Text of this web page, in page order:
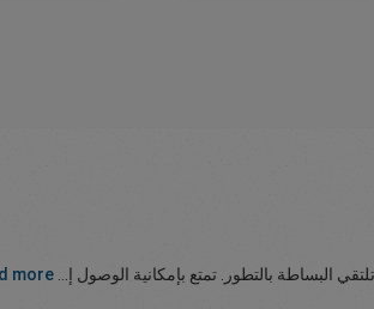
البساطة بالتطور. تمتع بإمكانية الوصول إ... more